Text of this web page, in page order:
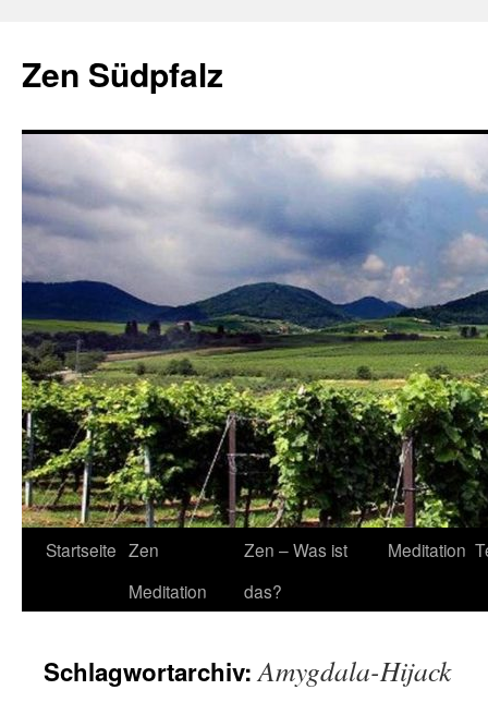
springen
Zen Südpfalz
Startseite Zen
Meditation
Zen – Was ist
das?
Meditation
Schlagwortarchiv:Amygdala-Hijack